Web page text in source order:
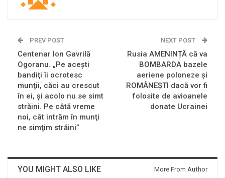
PREV POST
Centenar Ion Gavrilă
Ogoranu. „Pe aceşti
bandiţi îi ocrotesc
munţii, căci au crescut
în ei, şi acolo nu se simt
străini. Pe câtă vreme
noi, cât intrăm în munţi
ne simţim străini”
NEXT POST
Rusia AMENINȚĂ că va
BOMBARDA bazele
aeriene poloneze și
ROMÂNEȘTI dacă vor fi
folosite de avioanele
donate Ucrainei
YOU MIGHT ALSO LIKE More From Author